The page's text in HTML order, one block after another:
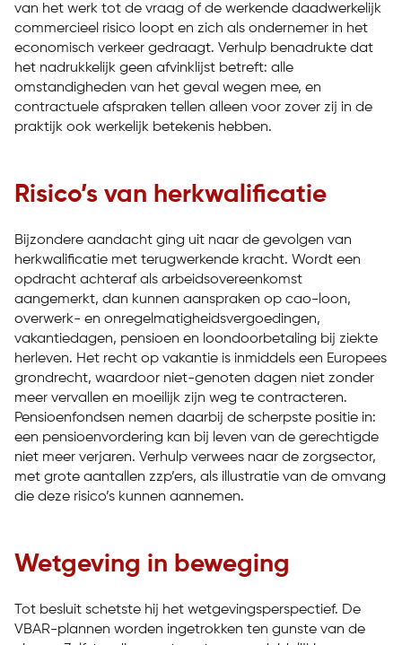
van het werk tot de vraag of de werkende daadwerkelijk
commercieel risico loopt en zich als ondernemer in het
economisch verkeer gedraagt. Verhulp benadrukte dat
het nadrukkelijk geen afvinklijst betreft: alle
omstandigheden van het geval wegen mee, en
contractuele afspraken tellen alleen voor zover zij in de
praktijk ook werkelijk betekenis hebben.
Risico’s van herkwalificatie
Bijzondere aandacht ging uit naar de gevolgen van
herkwalificatie met terugwerkende kracht. Wordt een
opdracht achteraf als arbeidsovereenkomst
aangemerkt, dan kunnen aanspraken op cao-loon,
overwerk- en onregelmatigheidsvergoedingen,
vakantiedagen, pensioen en loondoorbetaling bij ziekte
herleven. Het recht op vakantie is inmiddels een Europees
grondrecht, waardoor niet-genoten dagen niet zonder
meer vervallen en moeilijk zijn weg te contracteren.
Pensioenfondsen nemen daarbij de scherpste positie in:
een pensioenvordering kan bij leven van de gerechtigde
niet meer verjaren. Verhulp verwees naar de zorgsector,
met grote aantallen zzp’ers, als illustratie van de omvang
die deze risico’s kunnen aannemen.
Wetgeving in beweging
Tot besluit schetste hij het wetgevingsperspectief. De
VBAR-plannen worden ingetrokken ten gunste van de